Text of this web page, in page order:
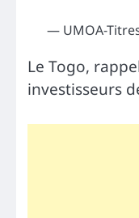
— UMOA-
Le Togo,
investisseurs